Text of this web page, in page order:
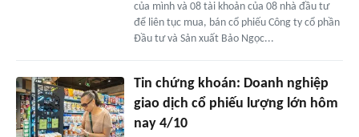
của mình và 08 tài khoản của 08 nhà đầu tư
để liên tục mua, bán cổ phiếu Công ty cổ phần
Đầu tư và Sản xuất Bảo Ngọc...
Tin chứng khoán: Doanh nghiệp
giao dịch cổ phiếu lượng lớn hôm
nay 4/10